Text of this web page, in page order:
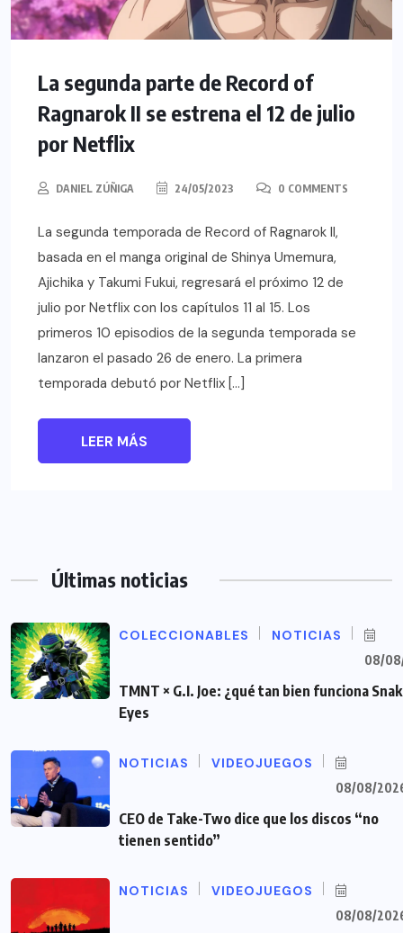
La segunda parte de Record of
Ragnarok II se estrena el 12 de julio
por Netflix
DANIEL ZÚÑIGA 24/05/2023 0 COMMENTS
La segunda temporada de Record of Ragnarok II,
basada en el manga original de Shinya Umemura,
Ajichika y Takumi Fukui, regresará el próximo 12 de
julio por Netflix con los capítulos 11 al 15. Los
primeros 10 episodios de la segunda temporada se
lanzaron el pasado 26 de enero. La primera
temporada debutó por Netflix […]
LEER MÁS
Últimas noticias
COLECCIONABLES NOTICIAS
08/
TMNT × G.I. Joe: ¿qué tan bien funciona
Eyes
NOTICIAS VIDEOJUEGOS
08/08/
CEO de Take-Two dice que los discos “no
tienen sentido”
NOTICIAS VIDEOJUEGOS
08/08/